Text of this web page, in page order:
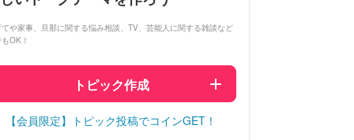
や家事、旦那に関する悩み相談、TV、芸能人に関する雑談など
OK！
トピック作成
【会員限定】トピック投稿でコインGET！